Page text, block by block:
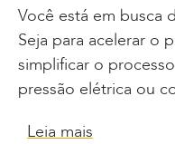
Você está em busca
Seja para acelerar o
simplificar o
pressão elétrica ou
Leia mais